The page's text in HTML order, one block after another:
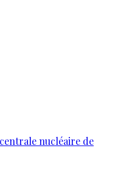
nucléaire de